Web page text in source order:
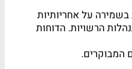
על אחריותיות
הרשויות. הדוחות
המבוקרים.